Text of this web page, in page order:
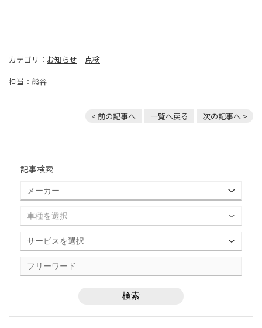
カテゴリ： お知らせ
点検
担当：熊谷
< 前の記事へ 一覧へ戻る 次の記事へ >
記事検索